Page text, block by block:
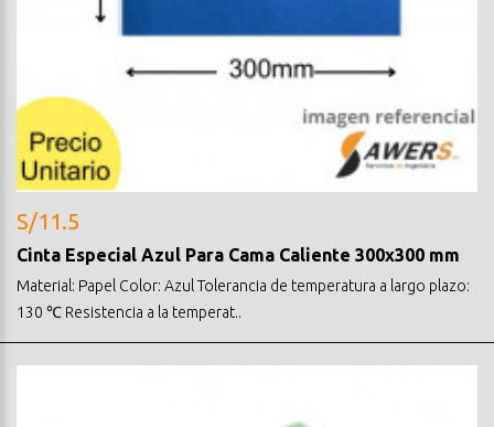
S/11.5
Cinta Especial Azul Para Cama Caliente 300x300 mm
Material: Papel Color: Azul Tolerancia de temperatura a largo plazo:
130 ℃ Resistencia a la temperat..